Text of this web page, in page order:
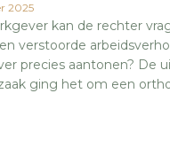
2025
kan de rechter
verstoorde
precies aantonen? De
ging het om een